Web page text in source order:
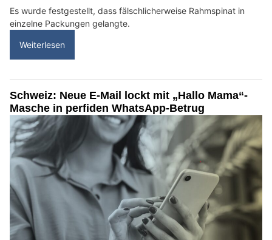
Es wurde festgestellt, dass fälschlicherweise Rahmspinat in
einzelne Packungen gelangte.
Weiterlesen
Schweiz: Neue E-Mail lockt mit „Hallo Mama“-
Masche in perfiden WhatsApp-Betrug